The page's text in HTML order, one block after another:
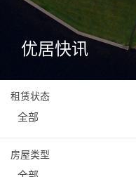
优居快讯
租赁状态
全部
房屋类型